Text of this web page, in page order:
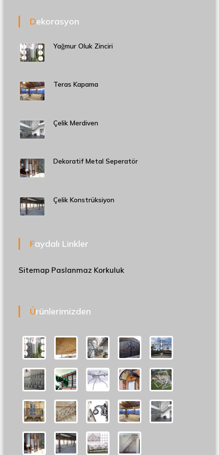
Dekorasyon
Yağmur Oluk Zinciri
Teras Kapama
Çelik Merdiven
Dekoratif Metal Seperatör
Çelik Konstrüksiyon
Faydalı Linkler
Sitemap Paslanmaz Korkuluk
Ürünlerimizden